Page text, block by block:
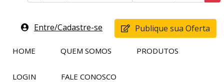
Entre/Cadastre-se Publique sua Oferta
HOME QUEM SOMOS PRODUTOS
LOGIN FALE CONOSCO